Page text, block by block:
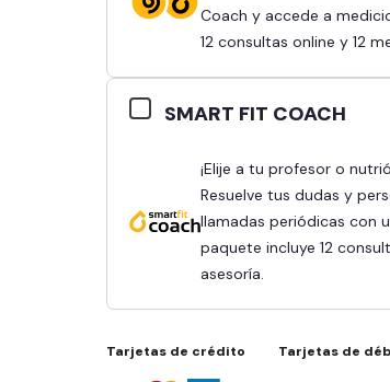
Coach y accede a
12 consultas online y 12
SMART FIT COACH
¡Elije a tu profesor o nutriólogo, establece tus objetivos y obtén mejores resultados!
Resuelve tus dudas y
llamadas periódicas con
paquete incluye 12
asesoría.
Tarjetas de crédito Tarjetas de